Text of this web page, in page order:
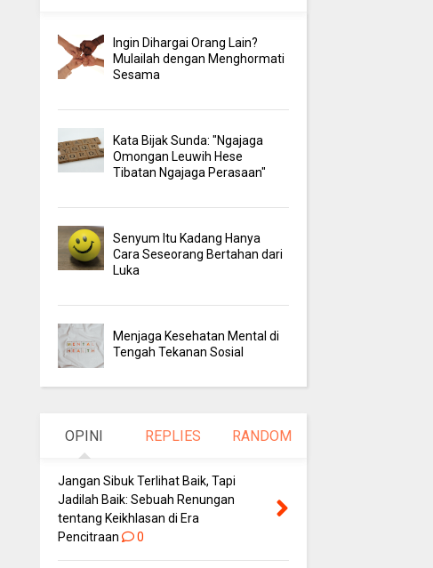
Ingin Dihargai Orang Lain?
Mulailah dengan Menghormati
Sesama
Kata Bijak Sunda: "Ngajaga
Omongan Leuwih Hese
Tibatan Ngajaga Perasaan"
Senyum Itu Kadang Hanya
Cara Seseorang Bertahan dari
Luka
Menjaga Kesehatan Mental di
Tengah Tekanan Sosial
OPINI REPLIES RANDOM
Jangan Sibuk Terlihat Baik, Tapi
Jadilah Baik: Sebuah Renungan
tentang Keikhlasan di Era
Pencitraan
0